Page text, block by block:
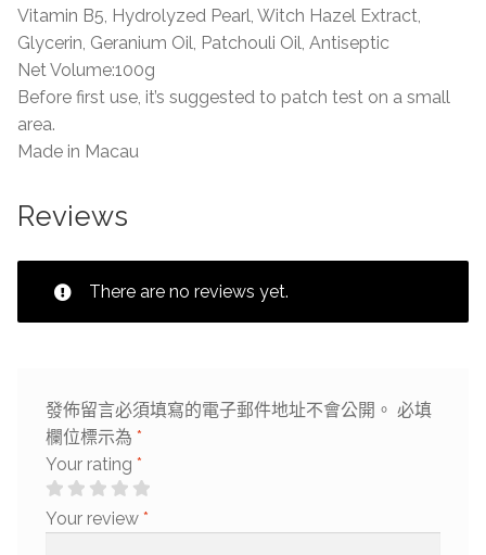
Vitamin B5, Hydrolyzed Pearl, Witch Hazel Extract,
Glycerin, Geranium Oil, Patchouli Oil, Antiseptic
Net Volume:100g
Before first use, it’s suggested to patch test on a small
area.
Made in Macau
Reviews
There are no reviews yet.
發佈留言必須填寫的電子郵件地址不會公開。 必填
欄位標示為 *
Your rating *
Your review *